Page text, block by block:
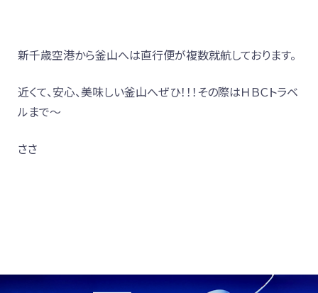
新千歳空港から釜山へは直行便が複数就航しております。
近くて、安心、美味しい釜山へぜひ！！！その際はＨＢＣトラベ
ルまで～
ささ